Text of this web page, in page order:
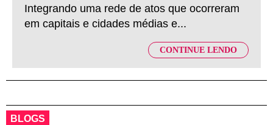
Integrando uma rede de atos que ocorreram
em capitais e cidades médias e...
CONTINUE LENDO
BLOGS